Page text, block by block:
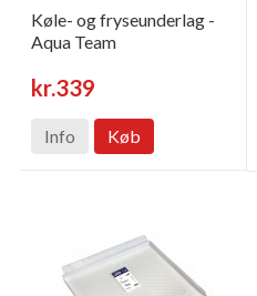
Køle- og fryseunderlag -
Aqua Team
kr.339
Info Køb